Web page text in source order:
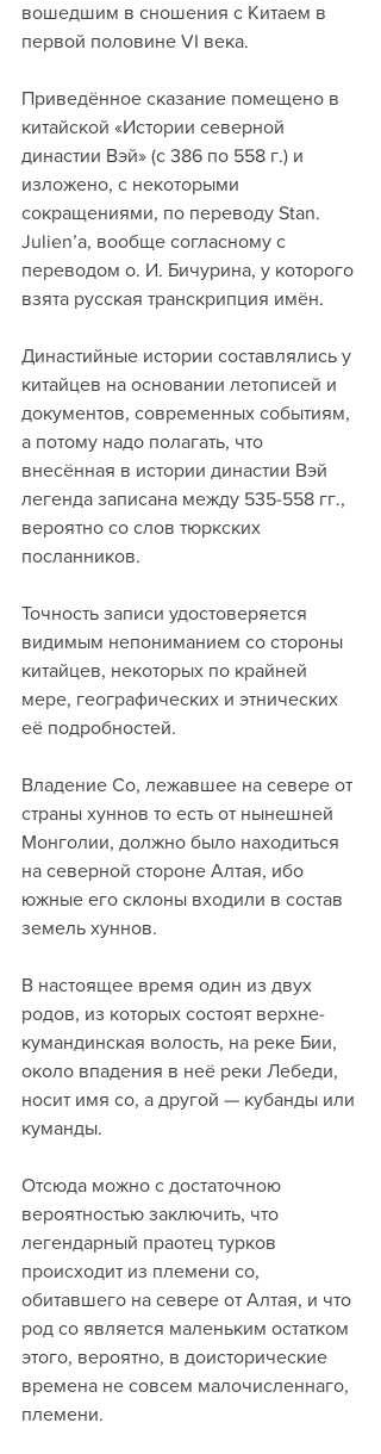
вошедшим в сношения с Китаем в
первой половине VI века.
Приведённое сказание помещено в
китайской «Истории северной
династии Вэй» (с 386 по 558 г.) и
изложено, с некоторыми
сокращениями, по переводу Stan.
Julien’a, вообще согласному с
переводом о. И. Бичурина, у которого
взята русская транскрипция имён.
Династийные истории составлялись у
китайцев на основании летописей и
документов, современных событиям,
а потому надо полагать, что
внесённая в истории династии Вэй
легенда записана между 535-558 гг.,
вероятно со слов тюркских
посланников.
Точность записи удостоверяется
видимым непониманием со стороны
китайцев, некоторых по крайней
мере, географических и этнических
её подробностей.
Владение Со, лежавшее на севере от
страны хуннов то есть от нынешней
Монголии, должно было находиться
на северной стороне Алтая, ибо
южные его склоны входили в состав
земель хуннов.
В настоящее время один из двух
родов, из которых состоят верхне-
кумандинская волость, на реке Бии,
около впадения в неё реки Лебеди,
носит имя со, а другой — кубанды или
куманды.
Отсюда можно с достаточною
вероятностью заключить, что
легендарный праотец турков
происходит из племени со,
обитавшего на севере от Алтая, и что
род со является маленьким остатком
этого, вероятно, в доисторические
времена не совсем малочисленнаго,
племени.